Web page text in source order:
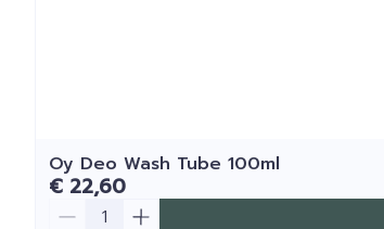
Oy Deo Wash Tube 100ml
€ 22,60
Aantal